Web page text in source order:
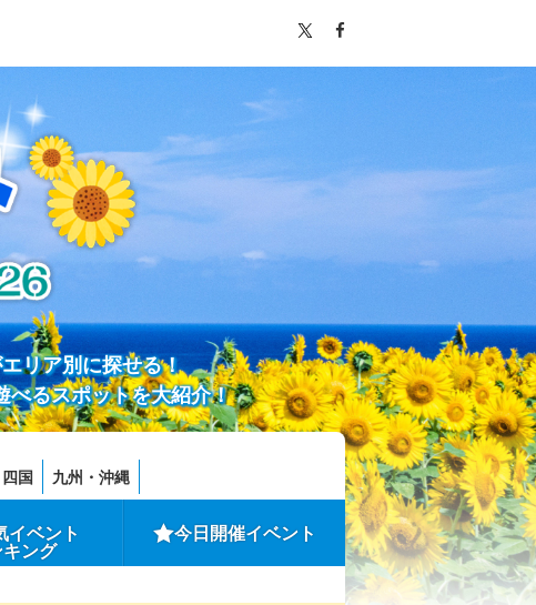
リア別に探せる！
べるスポットを大紹介！
四国 九州・沖縄
イベント
ング
今日開催イベント